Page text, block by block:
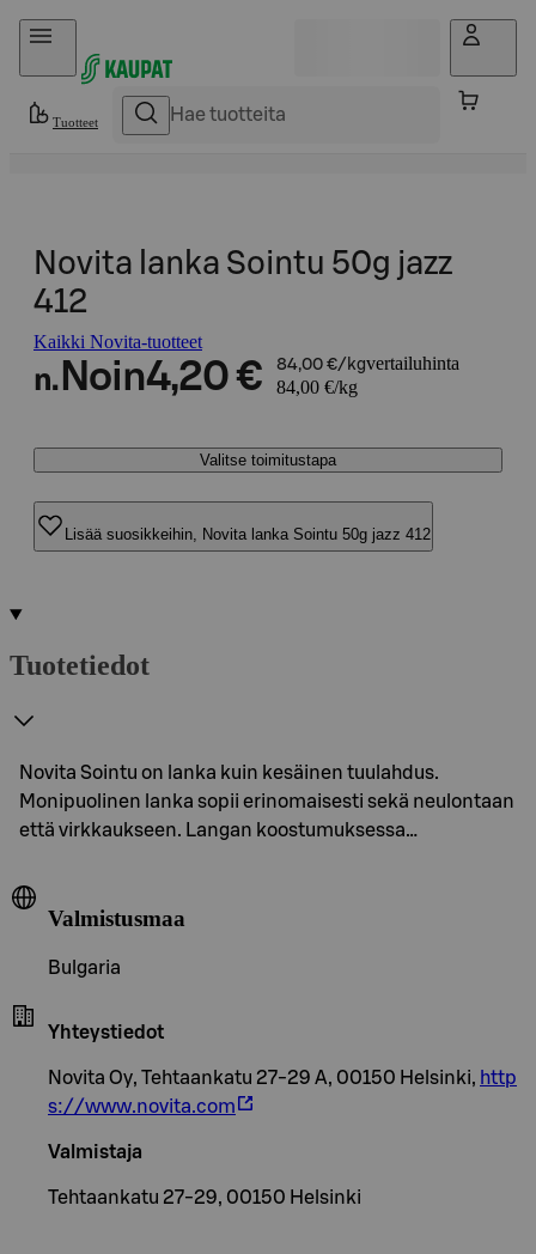
Hyppää sisältöön
Tuotteet
Novita lanka Sointu 50g jazz
412
Kaikki Novita-tuotteet
n. Noin4,20 € 84,00 €/kgvertailuhinta
84,00 €/kg
Valitse toimitustapa
Lisää suosikkeihin, Novita lanka Sointu 50g jazz 412
Tuotetiedot
Novita Sointu on lanka kuin kesäinen tuulahdus.
Monipuolinen lanka sopii erinomaisesti sekä neulontaan
että virkkaukseen. Langan koostumuksessa…
Valmistusmaa
Bulgaria
Yhteystiedot
Novita Oy, Tehtaankatu 27-29 A, 00150 Helsinki, http
s://www.novita.com
Valmistaja
Tehtaankatu 27-29, 00150 Helsinki